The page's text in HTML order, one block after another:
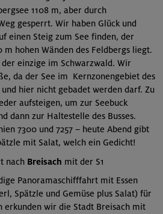
1108 m, aber durch
gesperrt. Wir haben Glück und
einen Steig zum See finden, der
m hohen Wänden des Feldbergs liegt.
einzige im Schwarzwald. Wir
da der See im Kernzonengebiet des
hier nicht gebadet werden darf. Zu
aufsteigen, um zur Seebuck
dann zur Haltestelle des Busses.
7300 und 7257 – heute Abend gibt
mit Salat, welch ein Gedicht!
nach Breisach mit der S1
Panoramaschifffahrt mit Essen
Spätzle und Gemüse plus Salat) für
erkunden wir die Stadt Breisach mit